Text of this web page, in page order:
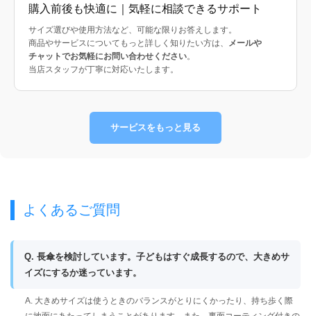
購入前後も快適に｜気軽に相談できるサポート
サイズ選びや使用方法など、可能な限りお答えします。
商品やサービスについてもっと詳しく知りたい方は、 メールや
チャットでお気軽にお問い合わせください。
当店スタッフが丁寧に対応いたします。
サービスをもっと見る
よくあるご質問
Q. 長傘を検討しています。子どもはすぐ成長するので、大きめサ
イズにするか迷っています。
A. 大きめサイズは使うときのバランスがとりにくかったり、持ち歩く際